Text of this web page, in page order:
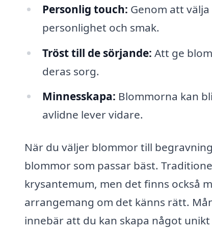
Personlig touch: Genom att
personlighet och smak.
Tröst till de sörjande: Att ge
deras sorg.
Minnesskapa: Blommorna kan
avlidne lever vidare.
När du väljer blommor till
blommor som passar bäst.
krysantemum, men det finns också
arrangemang om det känns rätt.
innebär att du kan skapa något